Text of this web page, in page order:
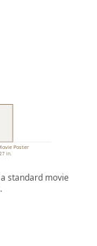
Poster
in.
standard movie